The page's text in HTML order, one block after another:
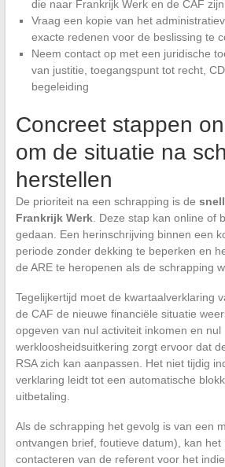
die naar Frankrijk Werk en de CAF
Vraag een kopie van het
exacte redenen voor de beslissing te
Neem contact op met een juridische
van justitie, toegangspunt tot recht,
begeleiding
Concreet stappen
om de situatie na
herstellen
De prioriteit na een schrapping is de
Frankrijk Werk. Deze stap kan online of
gedaan. Een herinschrijving binnen een
periode zonder dekking te beperken en
de ARE te heropenen als de schrapping
Tegelijkertijd moet de kwartaalverklaring
de CAF de nieuwe financiële situatie
opgeven van nul activiteit inkomen en nul
werkloosheidsuitkering zorgt ervoor dat
RSA zich kan aanpassen. Het niet tijdig
verklaring leidt tot een automatische
uitbetaling.
Als de schrapping het gevolg is van een
ontvangen brief, foutieve datum), kan het
contacteren van de referent voor het